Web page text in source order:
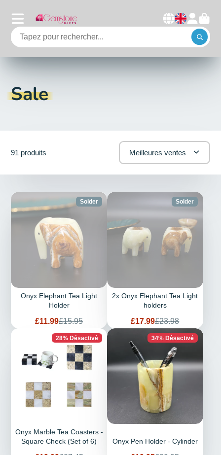
Sale
91 produits Meilleures ventes
Solder
Onyx Elephant Tea Light
Holder
Prix
vente
£11.99Prix
£15.95
Solder
2x Onyx Elephant Tea Light
holders
Prix
de
vente
£17.99Prix
habituel
£23.98
28% Désactivé
Onyx Marble Tea Coasters -
Square Check (Set of 6)
34% Désactivé
Onyx Pen Holder - Cylinder